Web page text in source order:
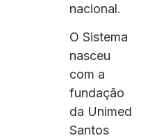
nacional.
O Sistema
nasceu
com a
fundação
da Unimed
Santos